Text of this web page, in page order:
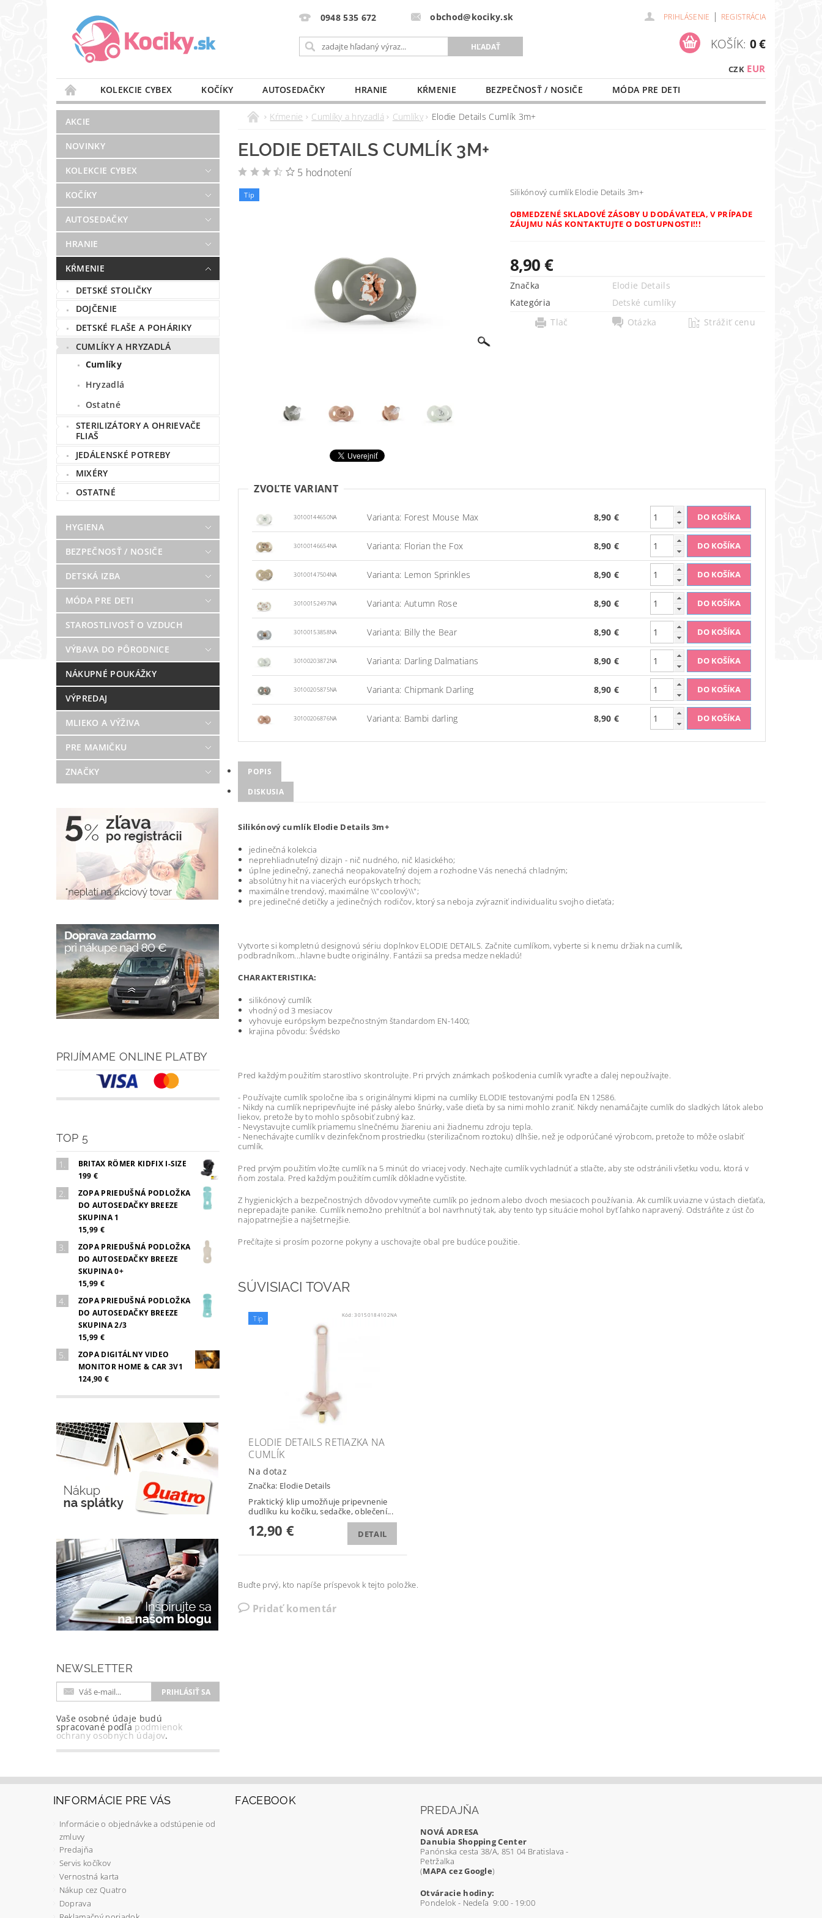
0948 535 672 obchod@kociky.sk PRIHLÁSENIE | REGISTRÁCIA
CZK EUR
KOŠÍK: 0 €
KOLEKCIE CYBEX KOČÍKY AUTOSEDAČKY HRANIE KŔMENIE BEZPEČNOSŤ / NOSIČE
MÓDA PRE DETI
STAROSTLIVOSŤ O VZDUCH
VÝBAVA DO PÔRODNICE MLIEKO A VÝŽIVA PRE MAMIČKU
BLOG
PREDAJŇA KONTAKT
AKCIE
NOVINKY
KOLEKCIE CYBEX
KOČÍKY
AUTOSEDAČKY
HRANIE
KŔMENIE
DETSKÉ STOLIČKY
DOJČENIE
DETSKÉ FLAŠE A POHÁRIKY
CUMLÍKY A HRYZADLÁ
Cumlíky
Hryzadlá
Ostatné
STERILIZÁTORY A OHRIEVAČE
FLIAŠ
JEDÁLENSKÉ POTREBY
MIXÉRY
OSTATNÉ
HYGIENA
BEZPEČNOSŤ / NOSIČE
DETSKÁ IZBA
MÓDA PRE DETI
STAROSTLIVOSŤ O VZDUCH
VÝBAVA DO PÔRODNICE
NÁKUPNÉ POUKÁŽKY
VÝPREDAJ
MLIEKO A VÝŽIVA
PRE MAMIČKU
ZNAČKY
PRIJÍMAME ONLINE PLATBY
TOP 5
BRITAX RÖMER KIDFIX I-SIZE
199 €
ZOPA PRIEDUŠNÁ PODLOŽKA
DO AUTOSEDAČKY BREEZE
SKUPINA 1
15,99 €
ZOPA PRIEDUŠNÁ PODLOŽKA
DO AUTOSEDAČKY BREEZE
SKUPINA 0+
15,99 €
ZOPA PRIEDUŠNÁ PODLOŽKA
DO AUTOSEDAČKY BREEZE
SKUPINA 2/3
15,99 €
ZOPA DIGITÁLNY VIDEO
MONITOR HOME & CAR 3V1
124,90 €
NEWSLETTER
Vaše osobné údaje budú
spracované podľa podmienok
ochrany osobných údajov.
Kŕmenie Cumlíky a hryzadlá Cumlíky Elodie Details Cumlík 3m+
ELODIE DETAILS CUMLÍK 3M+
5 hodnotení
Tip
Silikónový cumlík Elodie Details 3m+
OBMEDZENÉ SKLADOVÉ ZÁSOBY U DODÁVATEĽA, V PRÍPADE
ZÁUJMU NÁS KONTAKTUJTE O DOSTUPNOSTI!!!
8,90 €
Značka
Elodie Details
Kategória
Detské cumlíky
Tlač
Otázka Strážiť cenu
ZVOĽTE VARIANT
30100144650NA Varianta: Forest Mouse Max 8,90 €
30100146654NA Varianta: Florian the Fox 8,90 €
30100147504NA Varianta: Lemon Sprinkles 8,90 €
30100152497NA Varianta: Autumn Rose 8,90 €
30100153858NA Varianta: Billy the Bear 8,90 €
30100203872NA Varianta: Darling Dalmatians 8,90 €
30100205875NA Varianta: Chipmank Darling 8,90 €
30100206876NA Varianta: Bambi darling 8,90 €
POPIS
DISKUSIA
Silikónový cumlík Elodie Details 3m+
jedinečná kolekcia
neprehliadnuteľný dizajn - nič nudného, nič klasického;
úplne jedinečný, zanechá neopakovateľný dojem a rozhodne Vás nenechá chladným;
absolútny hit na viacerých európskych trhoch;
maximálne trendový, maximálne \\"coolový\\";
pre jedinečné detičky a jedinečných rodičov, ktorý sa neboja zvýrazniť individualitu svojho dieťaťa;
Vytvorte si kompletnú designovú sériu doplnkov ELODIE DETAILS. Začnite cumlíkom, vyberte si k nemu držiak na cumlík,
podbradníkom...hlavne budte originálny. Fantázii sa predsa medze nekladú!
CHARAKTERISTIKA:
silikónový cumlík
vhodný od 3 mesiacov
vyhovuje európskym bezpečnostným štandardom EN-1400;
krajina pôvodu: Švédsko
Pred každým použitím starostlivo skontrolujte. Pri prvých známkach poškodenia cumlík vyraďte a ďalej nepoužívajte.
- Používajte cumlík spoločne iba s originálnymi klipmi na cumlíky ELODIE testovanými podľa EN 12586.
- Nikdy na cumlík nepripevňujte iné pásky alebo šnúrky, vaše dieťa by sa nimi mohlo zraniť. Nikdy nenamáčajte cumlík do sladkých látok alebo
liekov, pretože by to mohlo spôsobiť zubný kaz.
- Nevystavujte cumlík priamemu slnečnému žiareniu ani žiadnemu zdroju tepla.
- Nenechávajte cumlík v dezinfekčnom prostriedku (sterilizačnom roztoku) dlhšie, než je odporúčané výrobcom, pretože to môže oslabiť
cumlík.
Pred prvým použitím vložte cumlík na 5 minút do vriacej vody. Nechajte cumlík vychladnúť a stlačte, aby ste odstránili všetku vodu, ktorá v
ňom zostala. Pred každým použitím cumlík dôkladne vyčistite.
Z hygienických a bezpečnostných dôvodov vymeňte cumlík po jednom alebo dvoch mesiacoch používania. Ak cumlík uviazne v ústach dieťaťa,
neprepadajte panike. Cumlík nemožno prehltnúť a bol navrhnutý tak, aby tento typ situácie mohol byť ľahko napravený. Odstráňte z úst čo
najopatrnejšie a najšetrnejšie.
Prečítajte si prosím pozorne pokyny a uschovajte obal pre budúce použitie.
SÚVISIACI TOVAR
Tip Kód:30150184102NA
ELODIE DETAILS RETIAZKA NA
CUMLÍK
Na dotaz
Značka: Elodie Details
Praktický klip umožňuje pripevnenie
dudlíku ku kočíku, sedačke, oblečení...
12,90 € DETAIL
Buďte prvý, kto napíše príspevok k tejto položke.
Pridať komentár
INFORMÁCIE PRE VÁS
Informácie o objednávke a odstúpenie od
zmluvy
Predajňa
Servis kočíkov
Vernostná karta
Nákup cez Quatro
Doprava
FACEBOOK
PREDAJŇA
NOVÁ ADRESA
Danubia Shopping Center
Panónska cesta 38/A, 851 04 Bratislava -
Petržalka
(MAPA cez Google)
Otváracie hodiny:
Pondelok - Nedeľa 9:00 - 19:00